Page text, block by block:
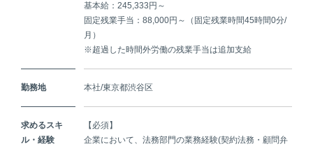
基本給：245,333円～
固定残業手当：88,000円～（固定残業時間45時間0分/
月）
※超過した時間外労働の残業手当は追加支給
勤務地 本社/東京都渋谷区
求めるスキ
ル・経験
【必須】
企業において、法務部門の業務経験(契約法務・顧問弁